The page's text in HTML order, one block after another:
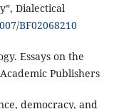
Dialectical
BF02068210
Essays on the
Publishers
democracy, and